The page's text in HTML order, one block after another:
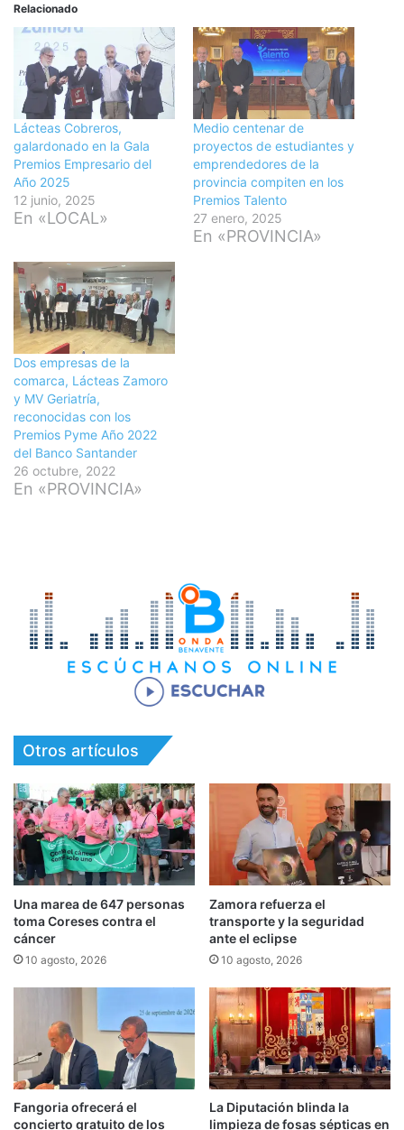
Relacionado
Lácteas Cobreros,
galardonado en la Gala
Premios Empresario del
Año 2025
12 junio, 2025
En «LOCAL»
Medio centenar de
proyectos de estudiantes y
emprendedores de la
provincia compiten en los
Premios Talento
27 enero, 2025
En «PROVINCIA»
Dos empresas de la
comarca, Lácteas Zamoro
y MV Geriatría,
reconocidas con los
Premios Pyme Año 2022
del Banco Santander
26 octubre, 2022
En «PROVINCIA»
Otros artículos
Una marea de 647 personas
toma Coreses contra el
cáncer
10 agosto, 2026
Zamora refuerza el
transporte y la seguridad
ante el eclipse
10 agosto, 2026
Fangoria ofrecerá el
concierto gratuito de los
La Diputación blinda la
limpieza de fosas sépticas en